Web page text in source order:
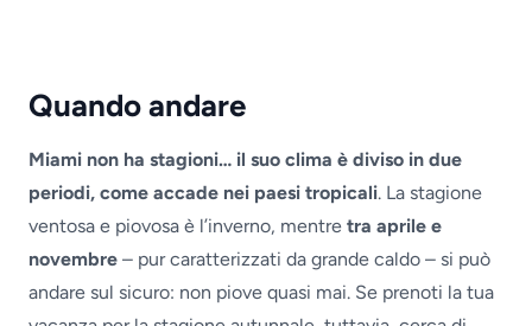
Quando andare
Miami non ha stagioni… il suo clima è diviso in due
periodi, come accade nei paesi tropicali. La stagione
ventosa e piovosa è l’inverno, mentre tra aprile e
novembre – pur caratterizzati da grande caldo – si può
andare sul sicuro: non piove quasi mai. Se prenoti la tua